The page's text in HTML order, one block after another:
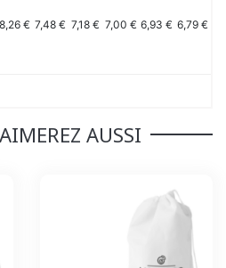
8,26 € 7,48 € 7,18 € 7,00 € 6,93 € 6,79 €
AUSSI